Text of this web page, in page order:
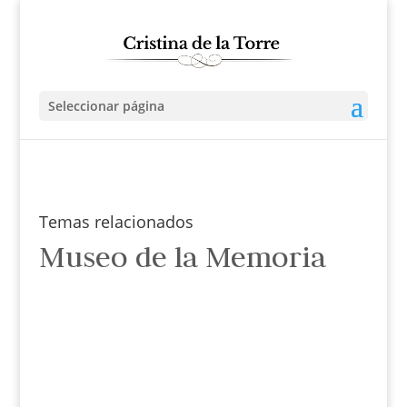
Seleccionar página
Temas relacionados
Museo de la Memoria